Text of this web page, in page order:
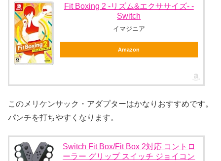
Fit Boxing 2 -リズム&エクササイズ- -
Switch
イマジニア
Amazon
このメリケンサック・アダプターはかなりおすすめです。
パンチを打ちやすくなります。
Switch Fit Box/Fit Box 2対応 コントロ
ーラー グリップ スイッチ ジョイコン